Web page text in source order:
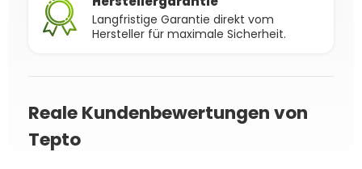
Langfristige Garantie direkt vom
Hersteller für maximale Sicherheit.
Reale Kundenbewertungen von
Tepto